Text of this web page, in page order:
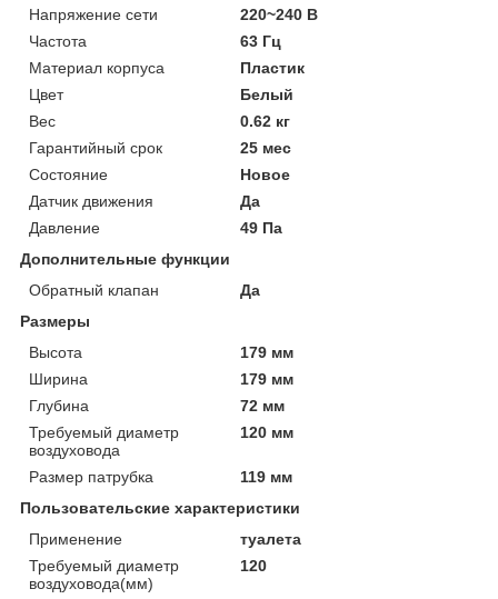
Напряжение сети
220~240 В
Частота
63 Гц
Материал корпуса
Пластик
Цвет
Белый
Вес
0.62 кг
Гарантийный срок
25 мес
Состояние
Новое
Датчик движения
Да
Давление
49 Па
Дополнительные функции
Обратный клапан
Да
Размеры
Высота
179 мм
Ширина
179 мм
Глубина
72 мм
Требуемый диаметр
воздуховода
120 мм
Размер патрубка
119 мм
Пользовательские характеристики
Применение
туалета
Требуемый диаметр
воздуховода(мм)
120